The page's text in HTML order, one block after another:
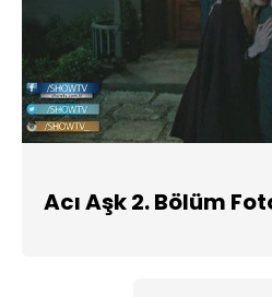
Acı Aşk 2. Bölüm